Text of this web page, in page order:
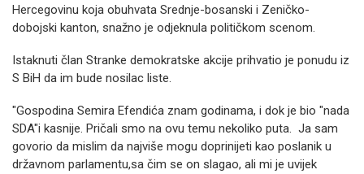
Hercegovinu koja obuhvata Srednje-bosanski i Zeničko-
dobojski kanton, snažno je odjeknula političkom scenom.
Istaknuti član Stranke demokratske akcije prihvatio je ponudu iz
S BiH da im bude nosilac liste.
"Gospodina Semira Efendića znam godinama, i dok je bio "nada
SDA"i kasnije. Pričali smo na ovu temu nekoliko puta. Ja sam
govorio da mislim da najviše mogu doprinijeti kao poslanik u
državnom parlamentu,sa čim se on slagao, ali mi je uvijek